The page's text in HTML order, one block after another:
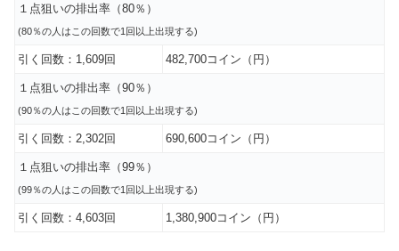
１点狙いの排出率（80％）
(80％の人はこの回数で1回以上出現する)
引く回数：1,609回 482,700コイン（円）
１点狙いの排出率（90％）
(90％の人はこの回数で1回以上出現する)
引く回数：2,302回 690,600コイン（円）
１点狙いの排出率（99％）
(99％の人はこの回数で1回以上出現する)
引く回数：4,603回 1,380,900コイン（円）